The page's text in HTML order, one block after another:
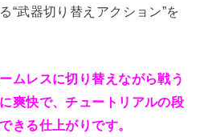
“武器切り替えアクション”を
ムレスに切り替えながら戦う
爽快で、チュートリアルの段
きる仕上がりです。